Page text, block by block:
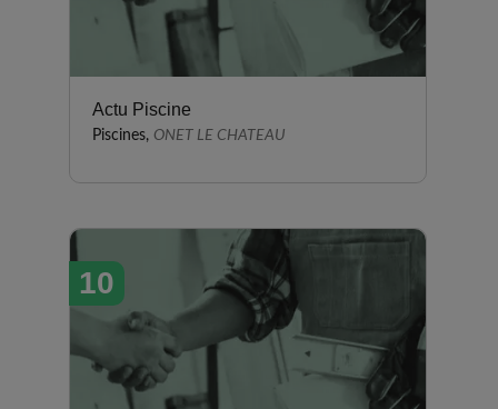
Actu Piscine
Piscines, ONET LE CHATEAU
10